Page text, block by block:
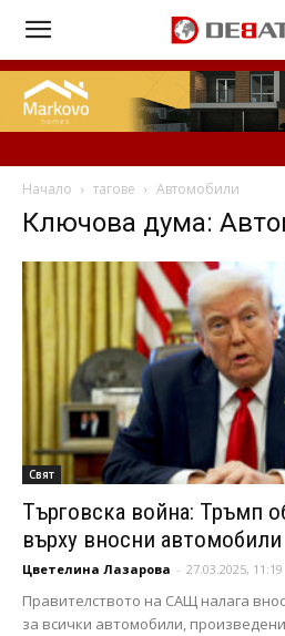
Начало тагове Автомобили
Ключова дума:
Свят
Търговска война: Тръмп
върху вносни автомобили
Цветелина Лазарова - 27.03.2025, 11:19
Правителството на САЩ налага
за всички автомобили,